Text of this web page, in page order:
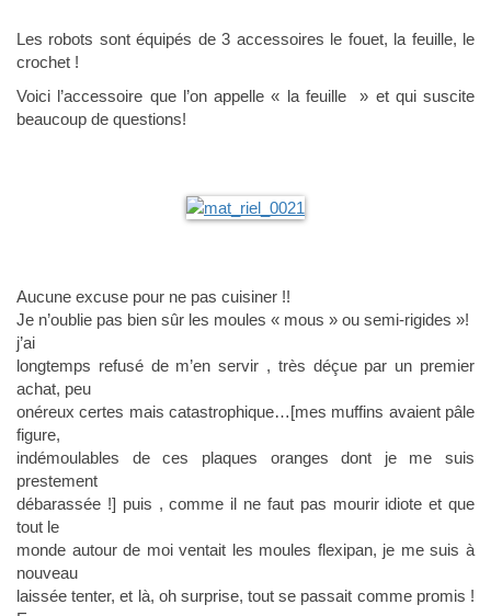
Les robots sont équipés de 3 accessoires le fouet, la feuille, le
crochet !
Voici l’accessoire que l’on appelle « la feuille » et qui suscite
beaucoup de questions!
Aucune excuse pour ne pas cuisiner !!
Je n’oublie pas bien sûr les moules « mous » ou semi-rigides »!
j’ai
longtemps refusé de m’en servir , très déçue par un premier
achat, peu
onéreux certes mais catastrophique…[mes muffins avaient pâle
figure,
indémoulables de ces plaques oranges dont je me suis
prestement
débarassée !] puis , comme il ne faut pas mourir idiote et que
tout le
monde autour de moi ventait les moules flexipan, je me suis à
nouveau
laissée tenter, et là, oh surprise, tout se passait comme promis !